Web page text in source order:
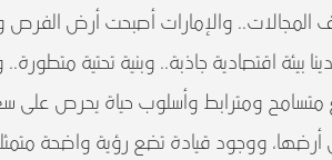
المجالات.. والإمارات أصبحت أرض
بيئة اقتصادية جاذبة.. وبنية تحتية
ومترابط وأسلوب حياة يحرص على
ووجود قيادة تضع رؤية واضحة